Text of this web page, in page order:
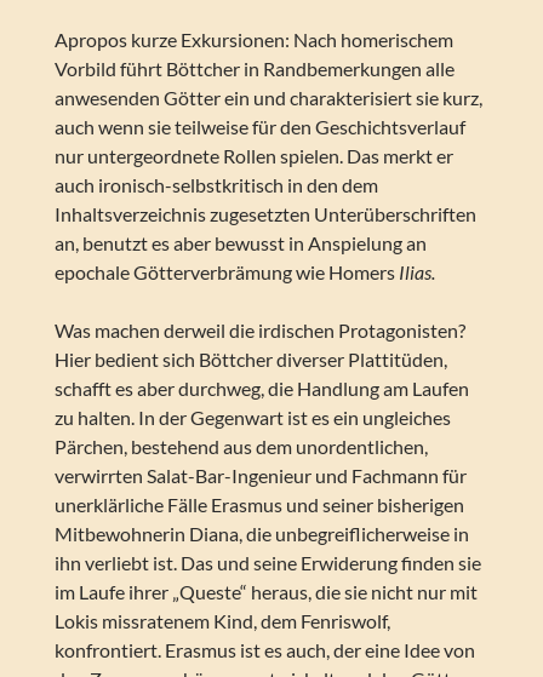
Apropos kurze Exkursionen: Nach homerischem
Vorbild führt Böttcher in Randbemerkungen alle
anwesenden Götter ein und charakterisiert sie kurz,
auch wenn sie teilweise für den Geschichtsverlauf
nur untergeordnete Rollen spielen. Das merkt er
auch ironisch-selbstkritisch in den dem
Inhaltsverzeichnis zugesetzten Unterüberschriften
an, benutzt es aber bewusst in Anspielung an
epochale Götterverbrämung wie Homers Ilias.
Was machen derweil die irdischen Protagonisten?
Hier bedient sich Böttcher diverser Plattitüden,
schafft es aber durchweg, die Handlung am Laufen
zu halten. In der Gegenwart ist es ein ungleiches
Pärchen, bestehend aus dem unordentlichen,
verwirrten Salat-Bar-Ingenieur und Fachmann für
unerklärliche Fälle Erasmus und seiner bisherigen
Mitbewohnerin Diana, die unbegreiflicherweise in
ihn verliebt ist. Das und seine Erwiderung finden sie
im Laufe ihrer „Queste“ heraus, die sie nicht nur mit
Lokis missratenem Kind, dem Fenriswolf,
konfrontiert. Erasmus ist es auch, der eine Idee von